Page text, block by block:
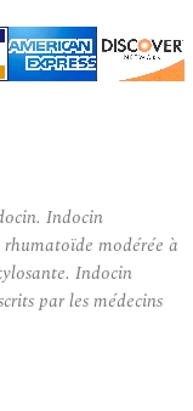
Indocin
modérée à
Indocin
par les médecins